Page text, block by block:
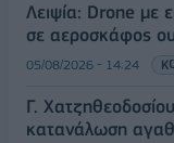
Λειψία: Drone με
σε αεροσκάφος
05/08/2026 - 14:24
Γ.
κατανάλωση